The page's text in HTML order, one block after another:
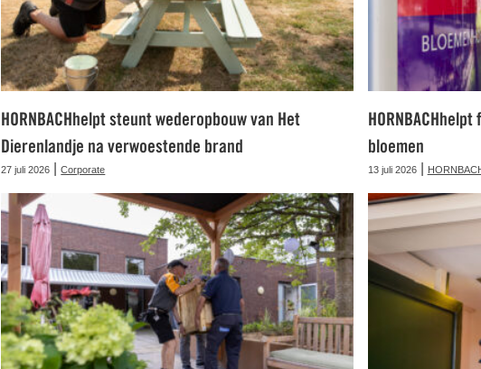
HORNBACHhelpt steunt wederopbouw van Het
Dierenlandje na verwoestende brand
27 juli 2026 |Corporate
bloemen
13 juli 2026|